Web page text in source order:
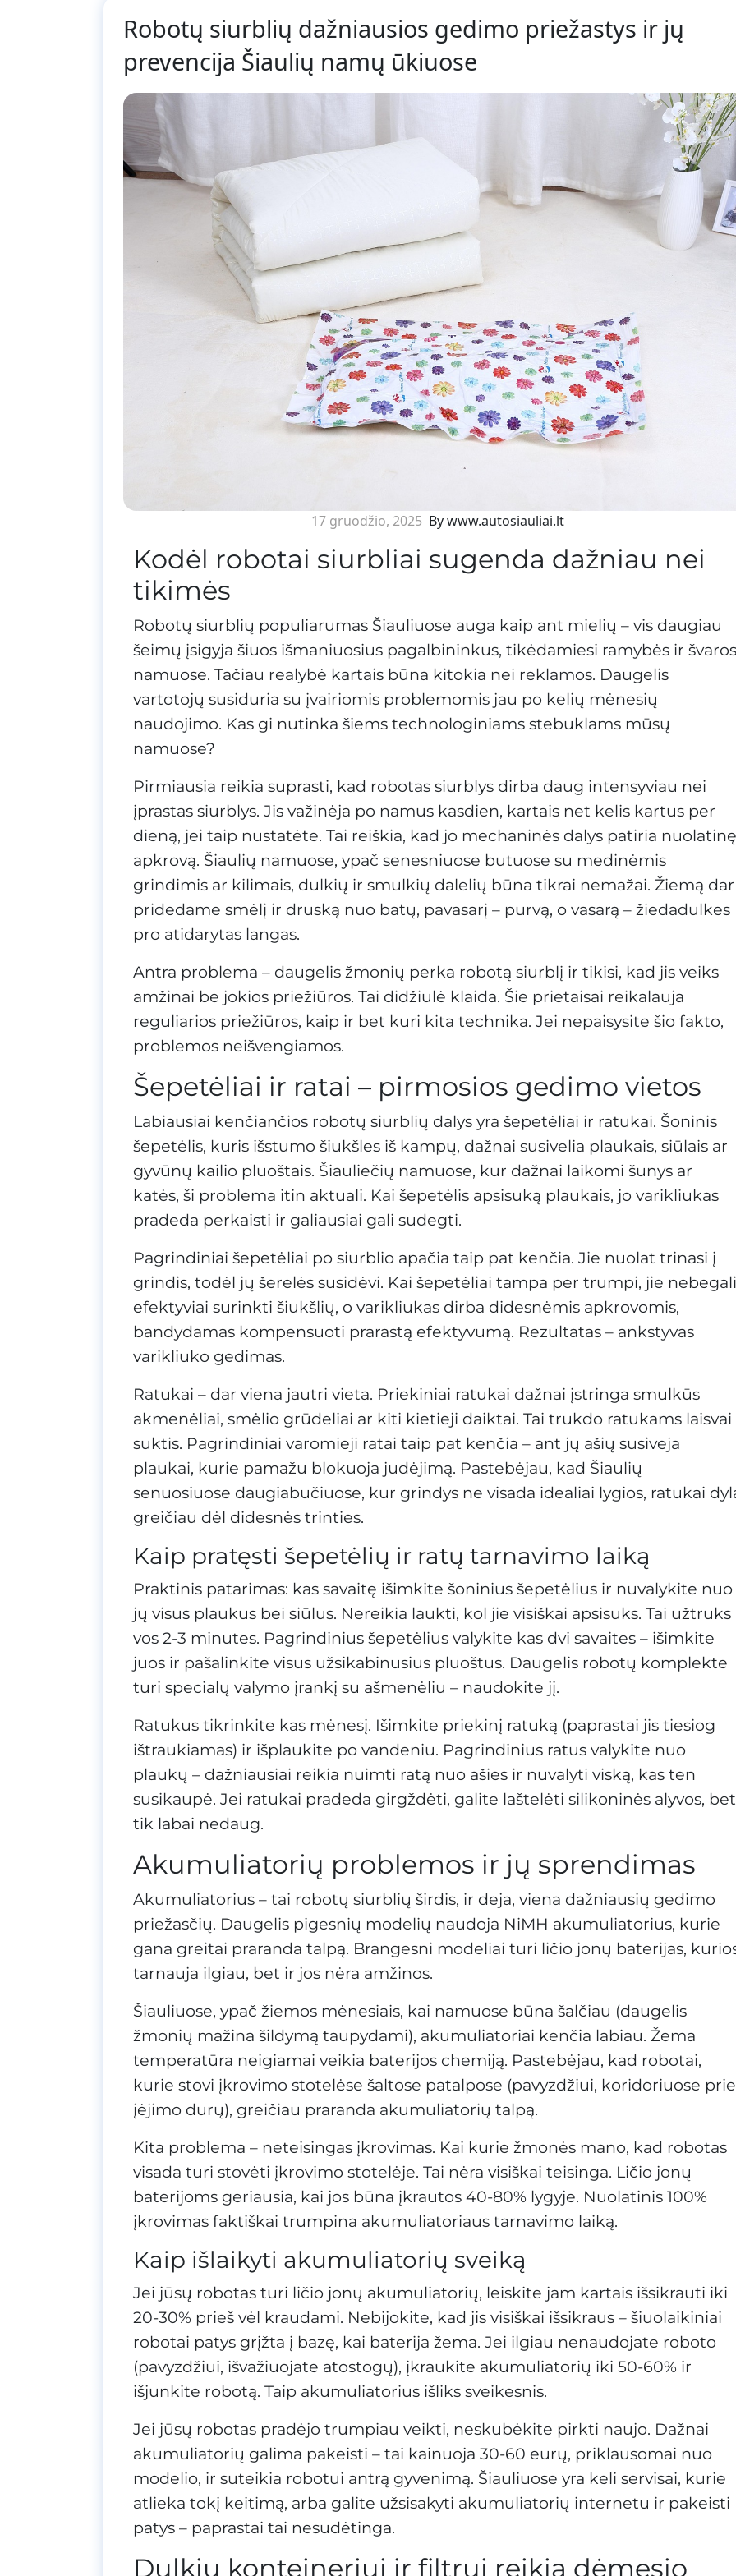
Robotų siurblių dažniausios gedimo priežastys ir jų
prevencija Šiaulių namų ūkiuose
17 gruodžio, 2025 By www.autosiauliai.lt
Kodėl robotai siurbliai sugenda dažniau nei
tikimės
Robotų siurblių populiarumas Šiauliuose auga kaip ant mielių – vis daugiau
šeimų įsigyja šiuos išmaniuosius pagalbininkus, tikėdamiesi ramybės ir švaros
namuose. Tačiau realybė kartais būna kitokia nei reklamos. Daugelis
vartotojų susiduria su įvairiomis problemomis jau po kelių mėnesių
naudojimo. Kas gi nutinka šiems technologiniams stebuklams mūsų
namuose?
Pirmiausia reikia suprasti, kad robotas siurblys dirba daug intensyviau nei
įprastas siurblys. Jis važinėja po namus kasdien, kartais net kelis kartus per
dieną, jei taip nustatėte. Tai reiškia, kad jo mechaninės dalys patiria nuolatinę
apkrovą. Šiaulių namuose, ypač senesniuose butuose su medinėmis
grindimis ar kilimais, dulkių ir smulkių dalelių būna tikrai nemažai. Žiemą dar
pridedame smėlį ir druską nuo batų, pavasarį – purvą, o vasarą – žiedadulkes
pro atidarytas langas.
Antra problema – daugelis žmonių perka robotą siurblį ir tikisi, kad jis veiks
amžinai be jokios priežiūros. Tai didžiulė klaida. Šie prietaisai reikalauja
reguliarios priežiūros, kaip ir bet kuri kita technika. Jei nepaisysite šio fakto,
problemos neišvengiamos.
Šepetėliai ir ratai – pirmosios gedimo vietos
Labiausiai kenčiančios robotų siurblių dalys yra šepetėliai ir ratukai. Šoninis
šepetėlis, kuris išstumo šiukšles iš kampų, dažnai susivelia plaukais, siūlais ar
gyvūnų kailio pluoštais. Šiauliečių namuose, kur dažnai laikomi šunys ar
katės, ši problema itin aktuali. Kai šepetėlis apsisuką plaukais, jo varikliukas
pradeda perkaisti ir galiausiai gali sudegti.
Pagrindiniai šepetėliai po siurblio apačia taip pat kenčia. Jie nuolat trinasi į
grindis, todėl jų šerelės susidėvi. Kai šepetėliai tampa per trumpi, jie nebegali
efektyviai surinkti šiukšlių, o varikliukas dirba didesnėmis apkrovomis,
bandydamas kompensuoti prarastą efektyvumą. Rezultatas – ankstyvas
varikliuko gedimas.
Ratukai – dar viena jautri vieta. Priekiniai ratukai dažnai įstringa smulkūs
akmenėliai, smėlio grūdeliai ar kiti kietieji daiktai. Tai trukdo ratukams laisvai
suktis. Pagrindiniai varomieji ratai taip pat kenčia – ant jų ašių susiveja
plaukai, kurie pamažu blokuoja judėjimą. Pastebėjau, kad Šiaulių
senuosiuose daugiabučiuose, kur grindys ne visada idealiai lygios, ratukai
greičiau dėl didesnės trinties.
Kaip pratęsti šepetėlių ir ratų tarnavimo laiką
Praktinis patarimas: kas savaitę išimkite šoninius šepetėlius ir nuvalykite nuo
jų visus plaukus bei siūlus. Nereikia laukti, kol jie visiškai apsisuks. Tai užtruks
vos 2-3 minutes. Pagrindinius šepetėlius valykite kas dvi savaites – išimkite
juos ir pašalinkite visus užsikabinusius pluoštus. Daugelis robotų komplekte
turi specialų valymo įrankį su ašmenėliu – naudokite jį.
Ratukus tikrinkite kas mėnesį. Išimkite priekinį ratuką (paprastai jis tiesiog
ištraukiamas) ir išplaukite po vandeniu. Pagrindinius ratus valykite nuo
plaukų – dažniausiai reikia nuimti ratą nuo ašies ir nuvalyti viską, kas ten
susikaupė. Jei ratukai pradeda girgždėti, galite laštelėti silikoninės alyvos, bet
tik labai nedaug.
Akumuliatorių problemos ir jų sprendimas
Akumuliatorius – tai robotų siurblių širdis, ir deja, viena dažniausių gedimo
priežasčių. Daugelis pigesnių modelių naudoja NiMH akumuliatorius, kurie
gana greitai praranda talpą. Brangesni modeliai turi ličio jonų baterijas,
tarnauја ilgiau, bet ir jos nėra amžinos.
Šiauliuose, ypač žiemos mėnesiais, kai namuose būna šalčiau (daugelis
žmonių mažina šildymą taupydami), akumuliatoriai kenčia labiau. Žema
temperatūra neigiamai veikia baterijos chemiją. Pastebėjau, kad robotai,
kurie stovi įkrovimo stotelėse šaltose patalpose (pavyzdžiui, koridoriuose prie
įėjimo durų), greičiau praranda akumuliatorių talpą.
Kita problema – neteisingas įkrovimas. Kai kurie žmonės mano, kad robotas
visada turi stovėti įkrovimo stotelėje. Tai nėra visiškai teisinga. Ličio jonų
baterijoms geriausia, kai jos būna įkrautos 40-80% lygyje. Nuolatinis 100%
įkrovimas faktiškai trumpina akumuliatoriaus tarnavimo laiką.
Kaip išlaikyti akumuliatorių sveiką
Jei jūsų robotas turi ličio jonų akumuliatorių, leiskite jam kartais išsikrauti iki
20-30% prieš vėl kraudami. Nebijokite, kad jis visiškai išsikraus – šiuolaikiniai
robotai patys grįžta į bazę, kai baterija žema. Jei ilgiau nenaudojate roboto
(pavyzdžiui, išvažiuojate atostogų), įkraukite akumuliatorių iki 50-60% ir
išjunkite robotą. Taip akumuliatorius išliks sveikesnis.
Jei jūsų robotas pradėjo trumpiau veikti, neskubėkite pirkti naujo. Dažnai
akumuliatorių galima pakeisti – tai kainuoja 30-60 eurų, priklausomai nuo
modelio, ir suteikia robotui antrą gyvenimą. Šiauliuose yra keli servisai, kurie
atlieka tokį keitimą, arba galite užsisakyti akumuliatorių internetu ir pakeisti
patys – paprastai tai nesudėtinga.
Dulkių konteineriui ir filtrui reikia dėmesio